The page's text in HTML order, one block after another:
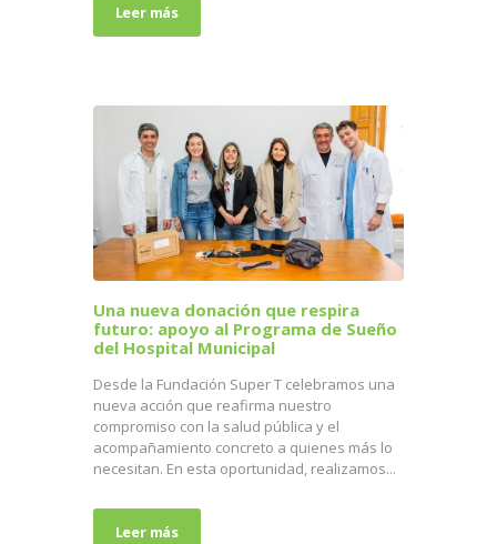
Leer más
Una nueva donación que respira
futuro: apoyo al Programa de Sueño
del Hospital Municipal
Desde la Fundación Super T celebramos una
nueva acción que reafirma nuestro
compromiso con la salud pública y el
acompañamiento concreto a quienes más lo
necesitan. En esta oportunidad, realizamos...
Leer más